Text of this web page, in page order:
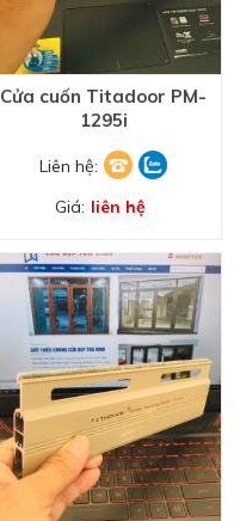
Cửa cuốn Titadoor PM-
1295i
Liên hệ:
Giá: liên hệ